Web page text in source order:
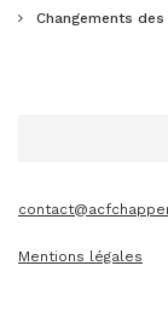
Changements
Mentions légales